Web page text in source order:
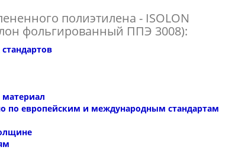
полиэтилена - ISOLON
фольгированный ППЭ 3008):
материал
по европейским и международным стандартам